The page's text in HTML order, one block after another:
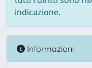
indicazione.
Informazioni